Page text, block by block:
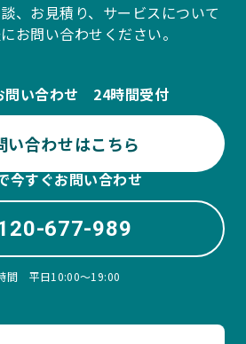
、お見積り、サービスについて
お問い合わせください。
問い合わせ 24時間受付
い合わせはこちら
今すぐお問い合わせ
677-989
間 平日10:00〜19:00